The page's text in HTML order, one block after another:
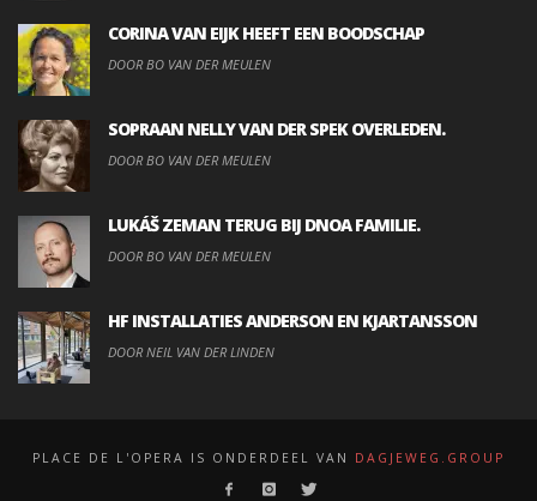
CORINA VAN EIJK HEEFT EEN BOODSCHAP
DOOR BO VAN DER MEULEN
SOPRAAN NELLY VAN DER SPEK OVERLEDEN.
DOOR BO VAN DER MEULEN
LUKÁŠ ZEMAN TERUG BIJ DNOA FAMILIE.
DOOR BO VAN DER MEULEN
HF INSTALLATIES ANDERSON EN KJARTANSSON
DOOR NEIL VAN DER LINDEN
PLACE DE L'OPERA IS ONDERDEEL VAN DAGJEWEG.GROUP